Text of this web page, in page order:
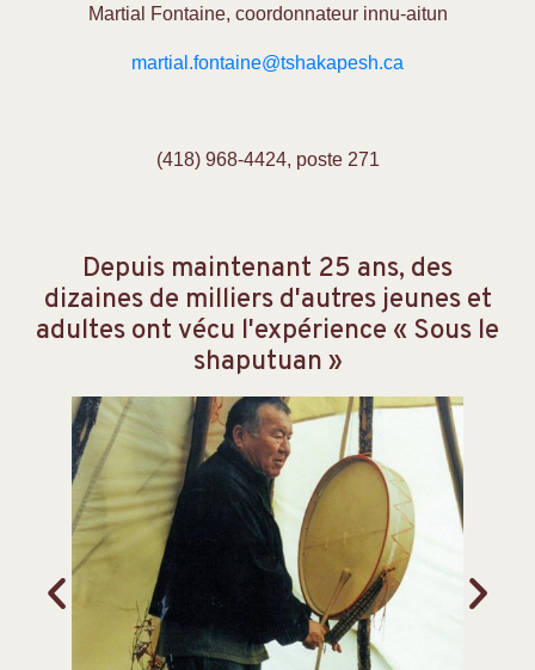
Martial Fontaine, coordonnateur innu-aitun
martial.fontaine@tshakapesh.ca
(418) 968-4424, poste 271
Depuis maintenant 25 ans, des
dizaines de milliers d'autres jeunes et
adultes ont vécu l'expérience « Sous le
shaputuan »